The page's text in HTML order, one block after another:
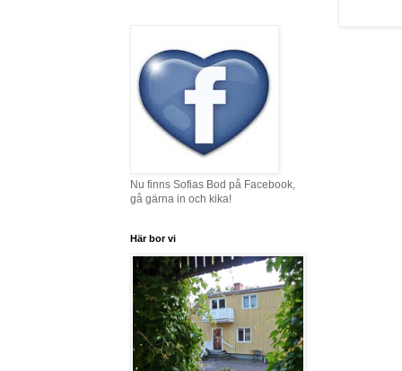
Nu finns Sofias Bod på Facebook,
gå gärna in och kika!
Här bor vi